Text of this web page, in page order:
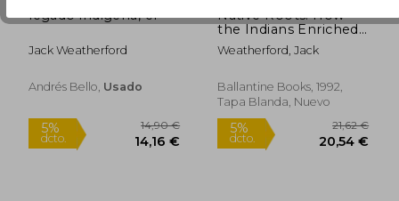
dcto. 27,29 € dcto.
legado indigena, el
Jack Weatherford
Andrés Bello, Usado
Native Roots: How
the Indians Enriched
America (en Inglés)
Weatherford, Jack
Ballantine Books, 1992,
Tapa Blanda, Nuevo